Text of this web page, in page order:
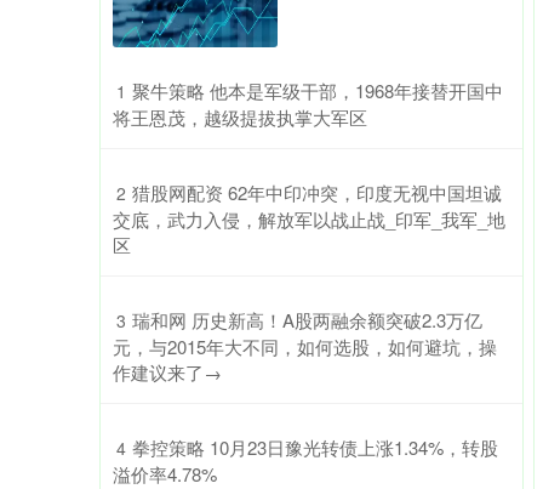
1 ​聚牛策略 他本是军级干部，1968年接替开国中
将王恩茂，越级提拔执掌大军区
2 ​猎股网配资 62年中印冲突，印度无视中国坦诚
交底，武力入侵，解放军以战止战_印军_我军_地
区
3 ​瑞和网 历史新高！A股两融余额突破2.3万亿
元，与2015年大不同，如何选股，如何避坑，操
作建议来了→
4 ​拳控策略 10月23日豫光转债上涨1.34%，转股
溢价率4.78%